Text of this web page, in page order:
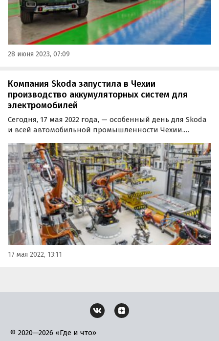
28 июня 2023, 07:09
Компания Skoda запустила в Чехии
производство аккумуляторных систем для
электромобилей
Сегодня, 17 мая 2022 года, — особенный день для Skoda
и всей автомобильной промышленности Чехии.
запуске серийного производства аккумуляторных
систем для электромобильной платформы MEB на
своем главном…
17 мая 2022, 13:11
© 2020—2026 «Где и что»